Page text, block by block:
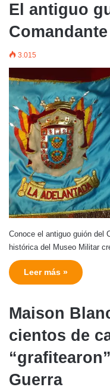
El antiguo
3.015
Conoce el antiguo guión del
histórica del Museo Militar
Leer más »
Maison
cientos de
Guerra